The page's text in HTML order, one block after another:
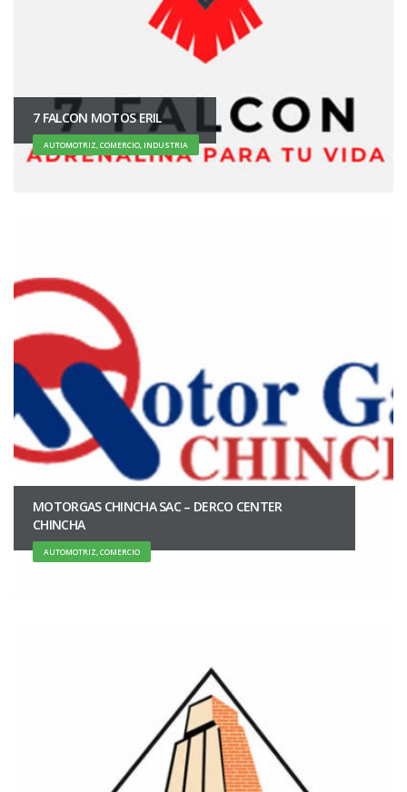
7 FALCON MOTOS ERIL
AUTOMOTRIZ, COMERCIO, INDUSTRIA
MOTORGAS CHINCHA SAC – DERCO CENTER
CHINCHA
AUTOMOTRIZ, COMERCIO